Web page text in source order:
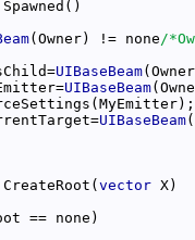
(Owner) != none /
UIBaseBeam
UIBaseBeam
UIBaseBeam
CreateRoot( vector